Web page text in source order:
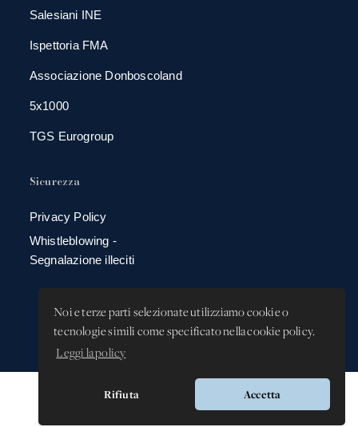
Noi e terze parti selezionate utilizziamo cookie o
tecnologie simili come specificato nella cookie policy.
Leggi la policy
Rifiuta Accetta
Salesiani INE
Ispettoria FMA
Associazione Donboscoland
5x1000
TGS Eurogroup
Sicurezza
Privacy Policy
Whistleblowing -
Segnalazione illeciti